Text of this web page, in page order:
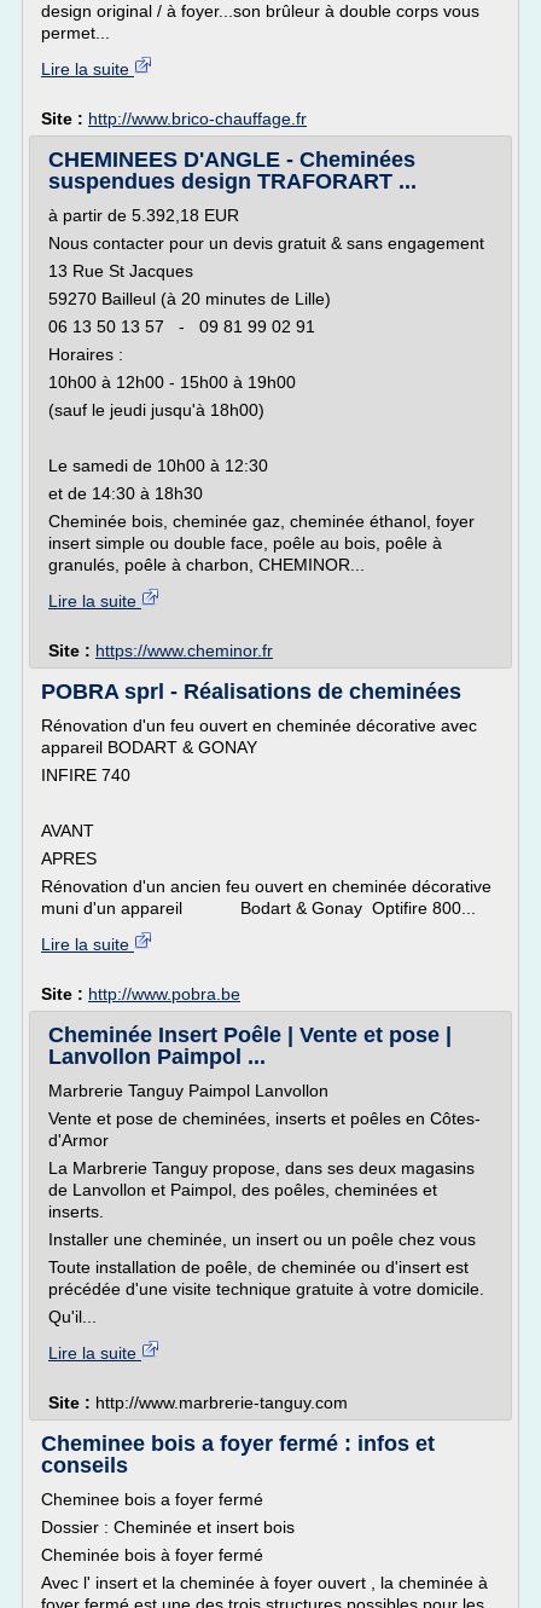
design original / à foyer...son brûleur à double corps vous
permet...
Lire la suite
Site : http://www.brico-chauffage.fr
CHEMINEES D'ANGLE - Cheminées
suspendues design TRAFORART ...
à partir de 5.392,18 EUR
Nous contacter pour un devis gratuit & sans engagement
13 Rue St Jacques
59270 Bailleul (à 20 minutes de Lille)
06 13 50 13 57 - 09 81 99 02 91
Horaires :
10h00 à 12h00 - 15h00 à 19h00
(sauf le jeudi jusqu'à 18h00)
Le samedi de 10h00 à 12:30
et de 14:30 à 18h30
Cheminée bois, cheminée gaz, cheminée éthanol, foyer
insert simple ou double face, poêle au bois, poêle à
granulés, poêle à charbon, CHEMINOR...
Lire la suite
Site : https://www.cheminor.fr
POBRA sprl - Réalisations de cheminées
Rénovation d'un feu ouvert en cheminée décorative avec
appareil BODART & GONAY
INFIRE 740
AVANT
APRES
Rénovation d'un ancien feu ouvert en cheminée décorative
muni d'un appareil Bodart & Gonay Optifire 800...
Lire la suite
Site : http://www.pobra.be
Cheminée Insert Poêle | Vente et pose |
Lanvollon Paimpol ...
Marbrerie Tanguy Paimpol Lanvollon
Vente et pose de cheminées, inserts et poêles en Côtes-
d'Armor
La Marbrerie Tanguy propose, dans ses deux magasins
de Lanvollon et Paimpol, des poêles, cheminées et
inserts.
Installer une cheminée, un insert ou un poêle chez vous
Toute installation de poêle, de cheminée ou d'insert est
précédée d'une visite technique gratuite à votre domicile.
Qu'il...
Lire la suite
Site : http://www.marbrerie-tanguy.com
Cheminee bois a foyer fermé : infos et
conseils
Cheminee bois a foyer fermé
Dossier : Cheminée et insert bois
Cheminée bois à foyer fermé
Avec l' insert et la cheminée à foyer ouvert , la cheminée à